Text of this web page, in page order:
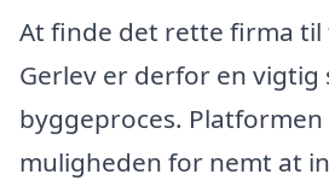
At finde det rette firma til
Gerlev er derfor en vigtig
byggeproces.
muligheden for nemt at